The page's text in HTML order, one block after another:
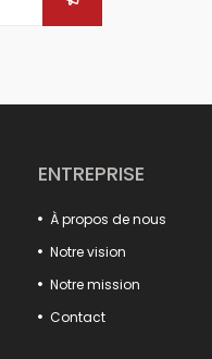
ENTREPRISE
À propos de nous
Notre vision
Notre mission
Contact